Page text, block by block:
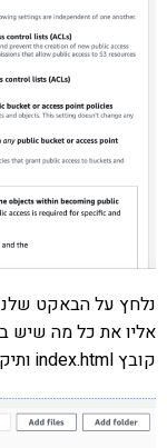
נלחץ על הבאקט שלנו
קובץ index.html ותיקית assets.